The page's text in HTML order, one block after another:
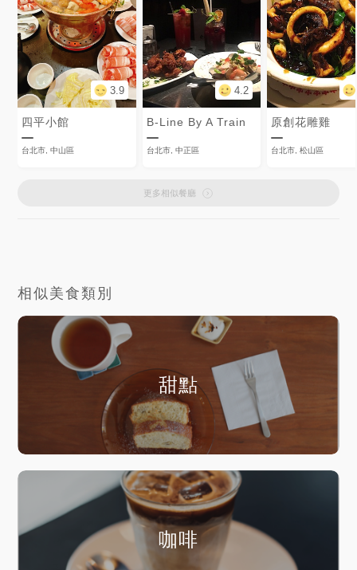
3.9
四平小館
台北市, 中山區
4.2
B-Line By A Train
台北市, 中正區
原創花雕雞
台北市, 松山區
更多相似餐廳
相似美食類別
甜點
咖啡